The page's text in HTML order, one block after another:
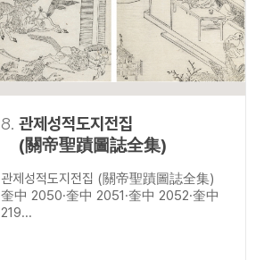
8. 관제성적도지전집
(關帝聖蹟圖誌全集)
관제성적도지전집 (關帝聖蹟圖誌全集)
奎中 2050·奎中 2051·奎中 2052·奎中
219...